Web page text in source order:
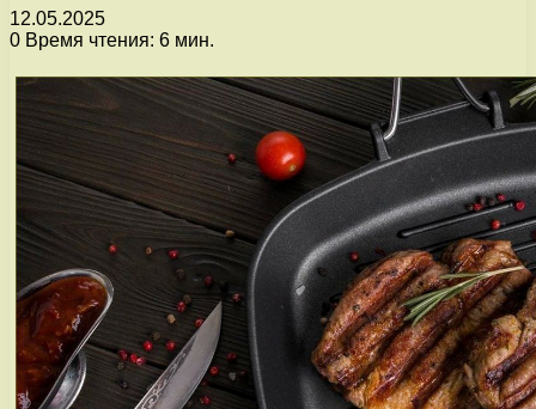
12.05.2025
0 Время чтения: 6 мин.